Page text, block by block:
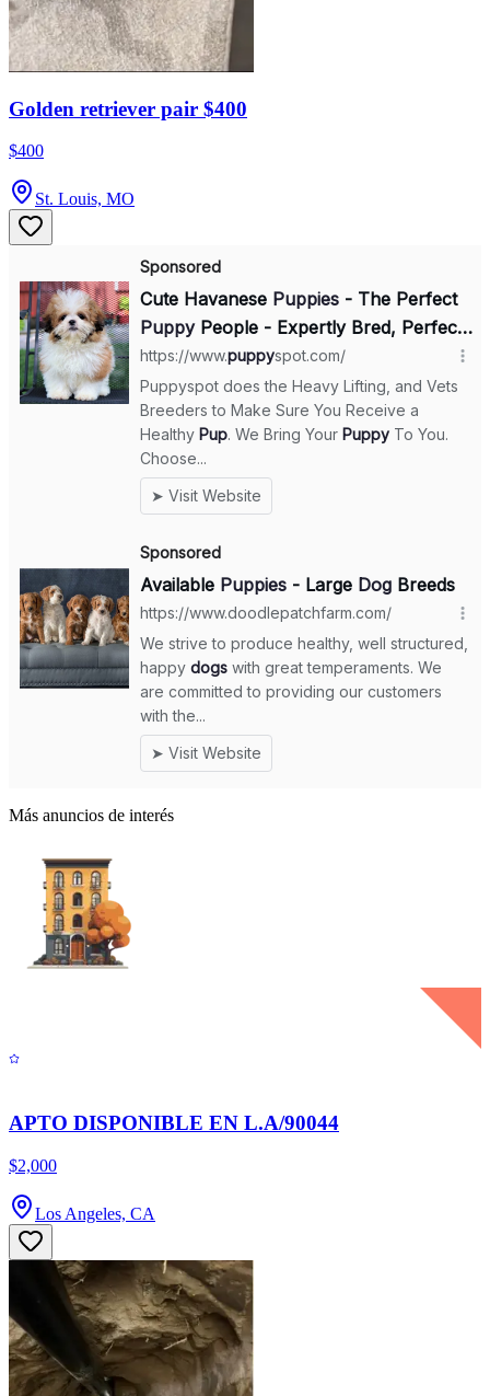
Golden retriever pair $400
$400
St. Louis, MO
Más anuncios de interés
APTO DISPONIBLE EN L.A/90044
$2,000
Los Angeles, CA